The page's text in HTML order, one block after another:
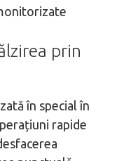
prin
în special în
rapide